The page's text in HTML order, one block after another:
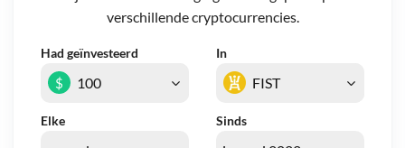
verschillende cryptocurrencies.
Had geïnvesteerd In
Elke Sinds
$